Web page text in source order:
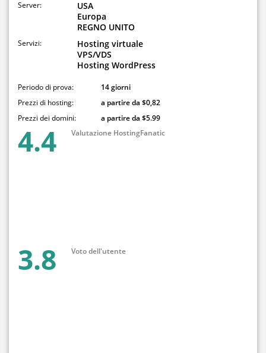
Server:
USA
Europa
REGNO UNITO
Servizi:
Hosting virtuale
VPS/VDS
Hosting WordPress
Periodo di prova:
14 giorni
Prezzi di hosting:
a partire da $0,82
Prezzi dei domini:
a partire da $5.99
4.4 Valutazione HostingFanatic
3.8 Voto dell'utente